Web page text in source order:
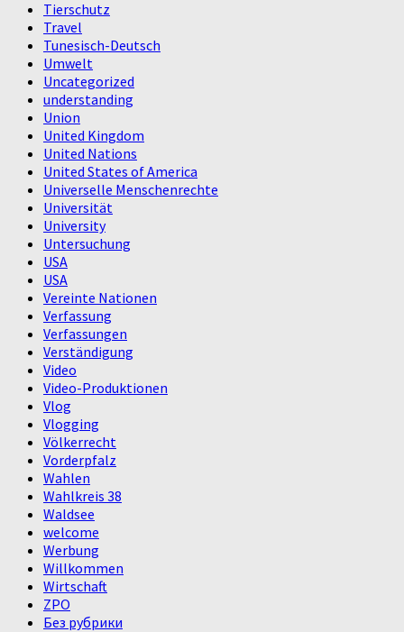
Tierschutz
Travel
Tunesisch-Deutsch
Umwelt
Uncategorized
understanding
Union
United Kingdom
United Nations
United States of America
Universelle Menschenrechte
Universität
University
Untersuchung
USA
USA
Vereinte Nationen
Verfassung
Verfassungen
Verständigung
Video
Video-Produktionen
Vlog
Vlogging
Völkerrecht
Vorderpfalz
Wahlen
Wahlkreis 38
Waldsee
welcome
Werbung
Willkommen
Wirtschaft
ZPO
Без рубрики